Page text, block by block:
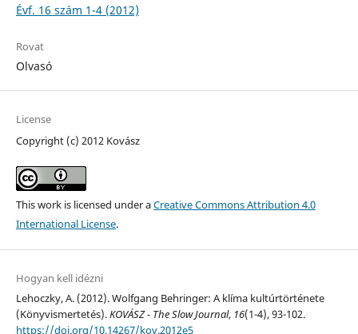
Évf. 16 szám 1-4 (2012)
Rovat
Olvasó
License
Copyright (c) 2012 Kovász
This work is licensed under aCreative Commons Attribution 4.0
International License.
Hogyan kell idézni
Lehoczky, A. (2012). Wolfgang Behringer: A klíma kultúrtörténete
(Könyvismertetés).KOVÁSZ - The Slow Journal, 16(1-4), 93-102.
https://doi.org/10.14267/kov.2012e5